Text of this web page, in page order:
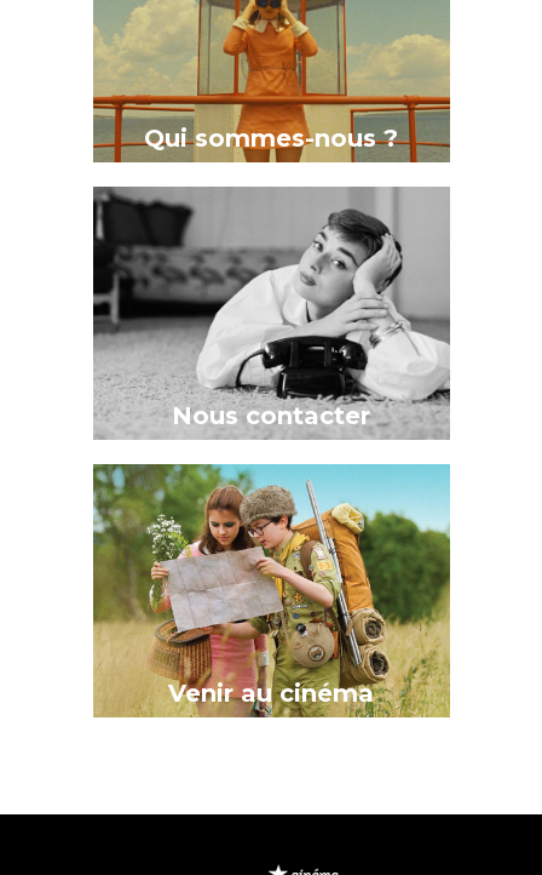
Qui sommes-nous ?
Nous contacter
Venir au cinéma